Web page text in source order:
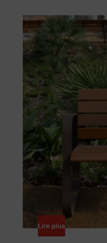
Lire plus